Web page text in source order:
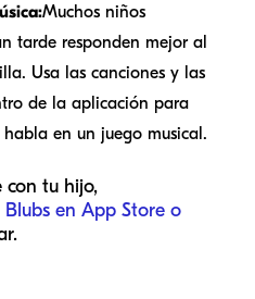
Muchos niños
tarde responden mejor al
Usa las canciones y las
de la aplicación para
en un juego musical.
con tu hijo,
Blubs en App Store o